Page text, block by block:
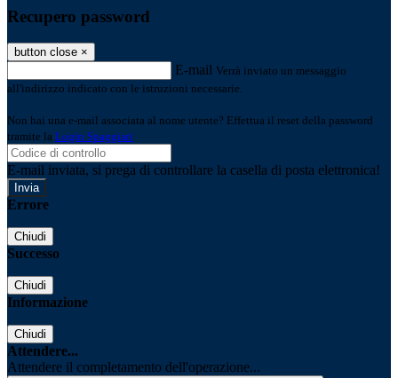
Recupero password
button close ×
E-mail Verrà inviato un messaggio
all'indirizzo indicato con le istruzioni necessarie.
Non hai una e-mail associata al nome utente? Effettua il reset della password
tramite la Login Spaggiari
E-mail inviata, si prega di controllare la casella di posta elettronica!
Errore
Chiudi
Successo
Chiudi
Informazione
Chiudi
Attendere...
Attendere il completamento dell'operazione...